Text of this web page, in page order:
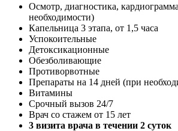
Осмотр, диагностика,
необходимости)
Капельница 3 этапа, от 1,5 часа
Успокоительные
Детоксикационные
Обезболивающие
Противорвотные
Препараты на 14 дней (при
Витамины
Срочный вызов 24/7
Врач со стажем от 15 лет
3 визита врача в течении 2 суток